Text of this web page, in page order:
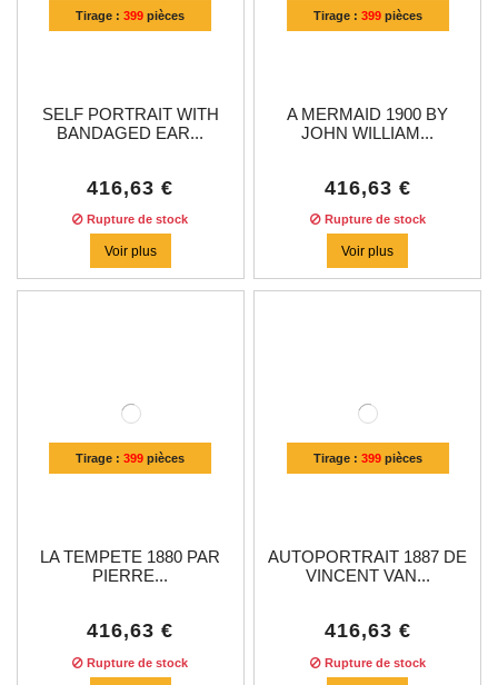
Tirage :399 pièces
SELF PORTRAIT WITH
BANDAGED EAR...
416,63 €
Rupture de stock
Voir plus
Tirage : 399pièces
A MERMAID 1900 BY
JOHN WILLIAM...
416,63 €
Rupture de stock
Voir plus
Tirage :399 pièces
LA TEMPETE 1880 PAR
PIERRE...
416,63 €
Rupture de stock
Tirage : 399pièces
AUTOPORTRAIT 1887 DE
VINCENT VAN...
416,63 €
Rupture de stock